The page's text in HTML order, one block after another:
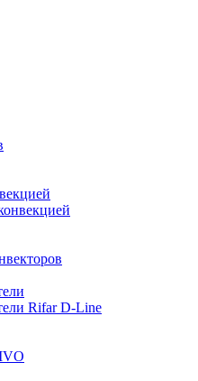
Rifar D-Line